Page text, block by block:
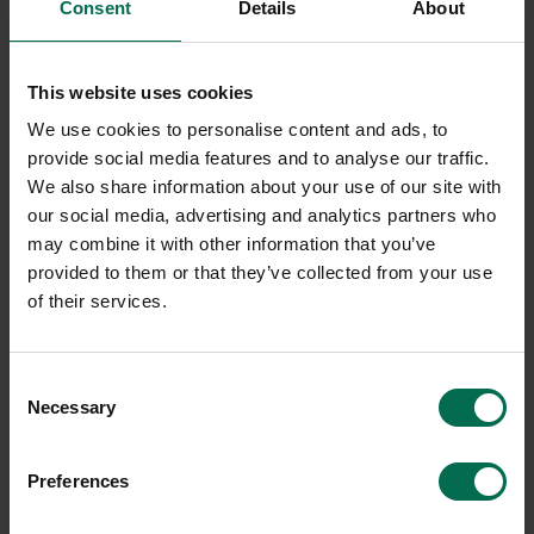
Consent Details About
This website uses cookies
We use cookies to personalise content and ads, to
provide social media features and to analyse our traffic.
We also share information about your use of our site with
our social media, advertising and analytics partners who
may combine it with other information that you’ve
provided to them or that they’ve collected from your use
of their services.
Selection
Necessary
Preferences